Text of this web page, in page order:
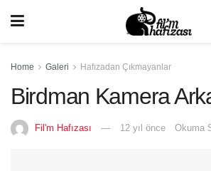
Home Galeri Hafızadan Çıkmayanlar
Birdman Kamera
Fil'm Hafızası 12 yıl önce Okuma